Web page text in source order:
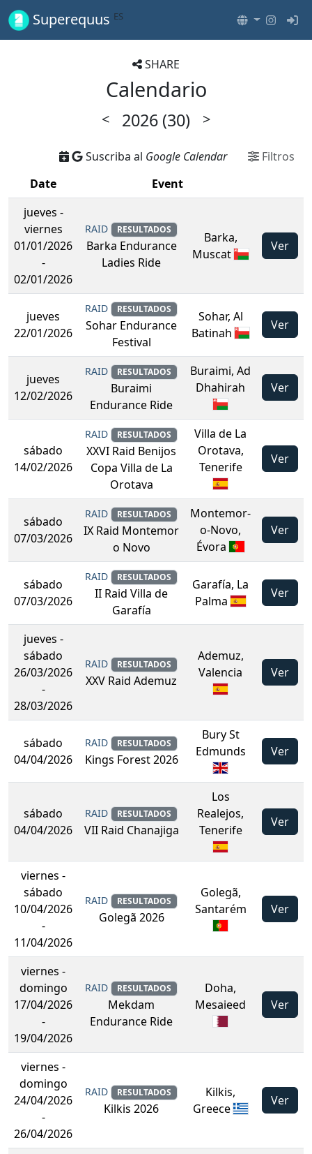
Superequus ES
SHARE
Calendario
< 2026 (30) >
Suscriba al Google Calendar
Filtros
Date
Event
jueves -
viernes
01/01/2026
-
02/01/2026
RAID RESULTADOS
Barka Endurance
Ladies Ride
Barka,
Muscat
Ver
jueves
22/01/2026
RAID RESULTADOS
Sohar Endurance
Festival
Sohar, Al
Batinah
Ver
jueves
12/02/2026
RAID RESULTADOS
Buraimi
Endurance Ride
Buraimi, Ad
Dhahirah
Ver
sábado
14/02/2026
RAID RESULTADOS
XXVI Raid Benijos
Copa Villa de La
Orotava
Villa de La
Orotava,
Tenerife
Ver
sábado
07/03/2026
RAID RESULTADOS
IX Raid Montemor
o Novo
Montemor-
o-Novo,
Évora
Ver
sábado
07/03/2026
RAID RESULTADOS
II Raid Villa de
Garafía
Garafía, La
Palma
Ver
jueves -
sábado
26/03/2026
-
28/03/2026
RAID RESULTADOS
XXV Raid Ademuz
Ademuz,
Valencia
Ver
sábado
04/04/2026
RAID RESULTADOS
Kings Forest 2026
Bury St
Edmunds
Ver
sábado
04/04/2026
RAID RESULTADOS
VII Raid Chanajiga
Los
Realejos,
Tenerife
Ver
viernes -
sábado
10/04/2026
-
11/04/2026
RAID RESULTADOS
Golegã 2026
Golegã,
Santarém
Ver
viernes -
domingo
17/04/2026
-
19/04/2026
RAID RESULTADOS
Mekdam
Endurance Ride
Doha,
Mesaieed
Ver
viernes -
domingo
24/04/2026
-
26/04/2026
RAID RESULTADOS
Kilkis 2026
Kilkis,
Greece
Ver